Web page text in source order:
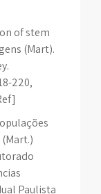
of stem
(Mart).
220,
Paulista